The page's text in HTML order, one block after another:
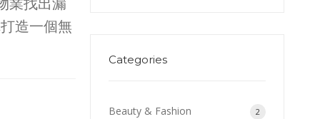
造一個無
Categories
Beauty & Fashion 2